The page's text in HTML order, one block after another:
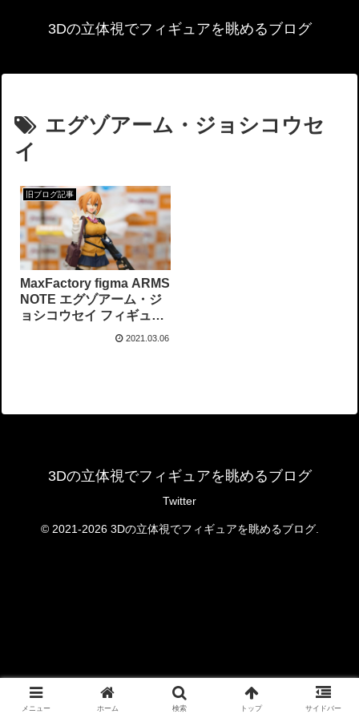
3Dの立体視でフィギュアを眺めるブログ
エグゾアーム・ジョシコウセ
イ
旧ブログ記事
MaxFactory figma ARMS
NOTE エグゾアーム・ジ
ョシコウセイ フィギュア
2021.03.06
3Dの立体視でフィギュアを眺めるブログ
Twitter
© 2021-2026 3Dの立体視でフィギュアを眺めるブログ.
メニュー ホーム 検索 トップ サイドバー